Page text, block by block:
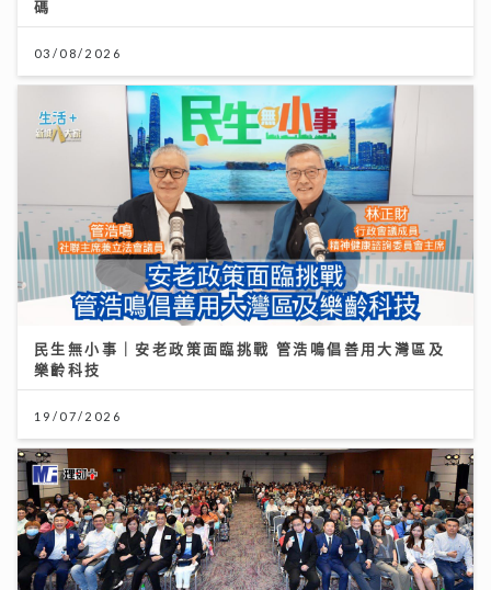
碼
03/08/2026
民生無小事｜安老政策面臨挑戰 管浩鳴倡善用大灣區及
樂齡科技
19/07/2026